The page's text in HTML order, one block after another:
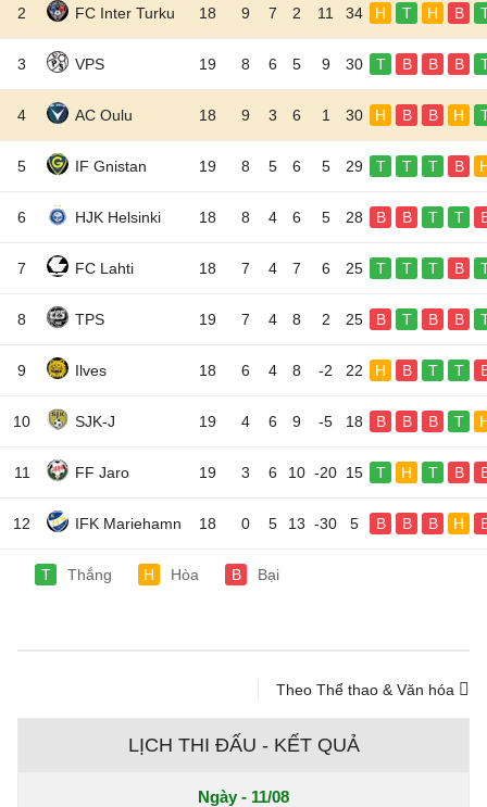
2 FC Inter Turku 18 9 7 2 11 34 H T H B
3 VPS 19 8 6 5 9 30 T B B B
4 AC Oulu 18 9 3 6 1 30 H B B H
5 IF Gnistan 19 8 5 6 5 29 T T T B
6 HJK Helsinki 18 8 4 6 5 28 B B T T
7 FC Lahti 18 7 4 7 6 25 T T T B
8 TPS 19 7 4 8 2 25 B T B B
9 Ilves 18 6 4 8 -2 22 H B T T
10 SJK-J 19 4 6 9 -5 18 B B B T
11 FF Jaro 19 3 6 10 -20 15 T H T B
12 IFK Mariehamn 18 0 5 13 -30 5 B B B H
T Thắng H Hòa B Bại
Theo Thể thao & Văn hóa
LỊCH THI ĐẤU - KẾT QUẢ
Ngày - 11/08